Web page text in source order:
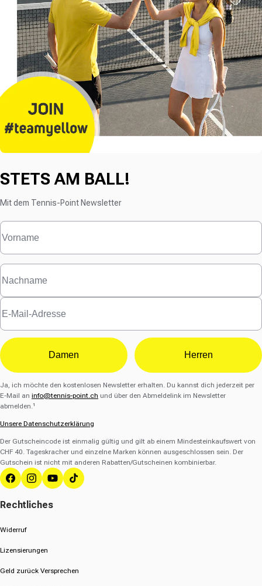
STETS AM BALL!
Mit dem Tennis-Point Newsletter
Damen Herren
Ja, ich möchte den kostenlosen Newsletter erhalten. Du kannst dich jederzeit per
E-Mail an info@tennis-point.ch und über den Abmeldelink im Newsletter
abmelden.¹
Unsere Datenschutzerklärung
Der Gutscheincode ist einmalig gültig und gilt ab einem Mindesteinkaufswert von
CHF 40. Tageskracher und einzelne Marken können ausgeschlossen sein. Der
Gutschein ist nicht mit anderen Rabatten/Gutscheinen kombinierbar.
FacebookInstagram
YouTubeTikTok
Rechtliches
Widerruf
Lizensierungen
Geld zurück Versprechen